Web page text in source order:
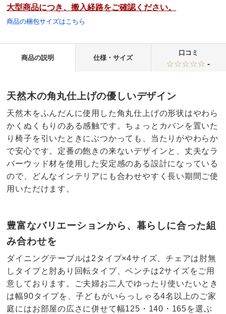
大型商品につき、搬入経路をご確認ください。
商品の梱包サイズはこちら
商品の説明 仕様・サイズ
口コミ
-
天然木の角丸仕上げの優しいデザイン
天然木をふんだんに使用した角丸仕上げの形状はやわら
かくぬくもりのある感触です。ちょっとカバンを置いた
り椅子を引いたときにぶつかっても、当たりがやわらか
で安心です。定番の飽きの来ないデザインと、丈夫なラ
バーウッド材を使用した安定感のある設計になっている
ので、どんなインテリアにも合わせやすく長い期間ご使
用いただけます。
豊富なバリエーションから、暮らしに合った組
み合わせを
ダイニングテーブルは2タイプ×4サイズ、チェアは肘無
しタイプと肘あり回転タイプ、ベンチは2サイズをご用
意しております。ご夫婦お二人でゆったり使いたいとき
は幅90タイプを、子どもがいらっしゃる4名以上のご家
庭にはお部屋の広さに併せて幅125・140・165を選ぶ